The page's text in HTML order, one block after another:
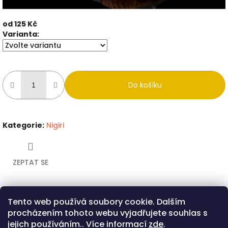
Tento web používá soubory cookie. Dalším
procházením tohoto webu vyjadřujete souhlas s
jejich používáním.. Více informací zde.
od125 Kč
Měrná
cena:
Varianta:
Do košíku
Kategorie: Nigiri
ZEPTAT SE
TwitterFacebook
Popis Diskuze